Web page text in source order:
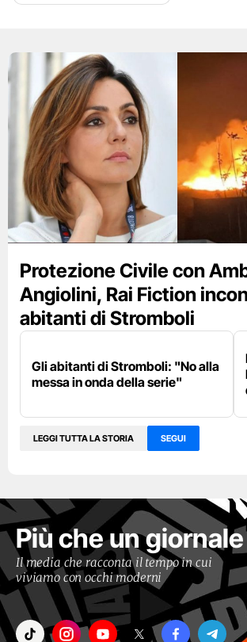
Protezione Civile con
Angiolini, Rai Fiction
abitanti di Stromboli
Gli abitanti di Stromboli: "No alla
messa in onda della serie"
LEGGI TUTTA LA STORIA SEGUI
Più che un giornale
Il media che racconta il tempo in cui
viviamo con occhi moderni